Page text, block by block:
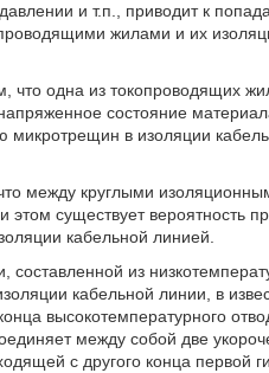
и т.п., приводит к
жилами и их
что одна из токопроводящих
состояние
микротрещин в изоляции
между круглыми
существует вероятность
кабельной линией.
из
кабельной линии, в
высокотемпературного
между собой две
с другого конца первой